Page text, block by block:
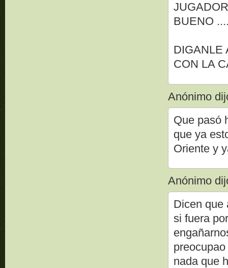
BUENO
DIGANLE
CON LA
Anónimo
Que pasó
que ya
Oriente y
Anónimo
Dicen que
si fuera
nada que